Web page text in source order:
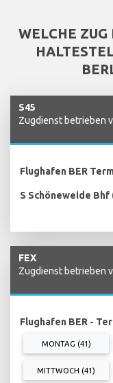
WELCHE
S45
Zugdienst betrieben
Flughafen BER
S Schöneweide Bhf
FEX
Zugdienst betrieben
Flughafen BER -
MONTAG (41)
MITTWOCH (41)